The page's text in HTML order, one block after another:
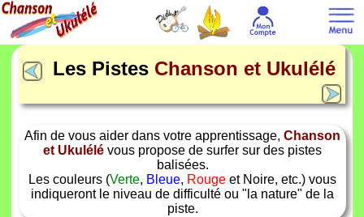
Les Pistes Chanson et Ukulélé
Afin de vous aider dans votre apprentissage,Chanson
et Ukulélé vous propose de surfer sur des pistes
balisées.
Les couleurs (Verte, Bleue, Rouge et Noire, etc.) vous
indiqueront le niveau de difficulté ou "la nature" de la
piste.